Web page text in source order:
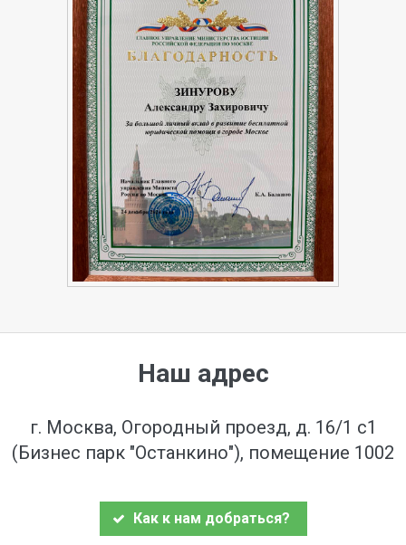
Наш адрес
г. Москва, Огородный проезд, д. 16/1 с1
(Бизнес парк "Останкино"), помещение 1002
Как к нам добраться?